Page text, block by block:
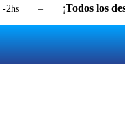
-2hs – ¡Todos los